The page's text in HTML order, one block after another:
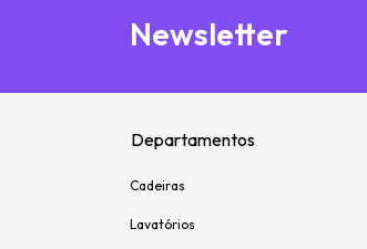
Newsletter
Departamentos
Cadeiras
Lavatórios